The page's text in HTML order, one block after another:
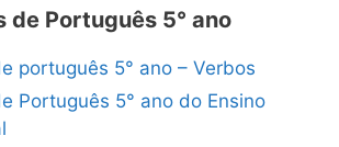
de Português 5° ano
português 5° ano – Verbos
Português 5° ano do Ensino